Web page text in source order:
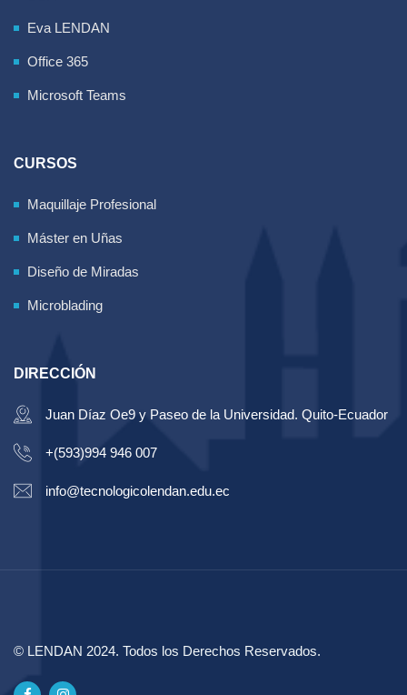
Eva LENDAN
Office 365
Microsoft Teams
CURSOS
Maquillaje Profesional
Máster en Uñas
Diseño de Miradas
Microblading
DIRECCIÓN
Juan Díaz Oe9 y Paseo de la Universidad. Quito-Ecuador
+(593)994 946 007
info@tecnologicolendan.edu.ec
© LENDAN 2024. Todos los Derechos Reservados.